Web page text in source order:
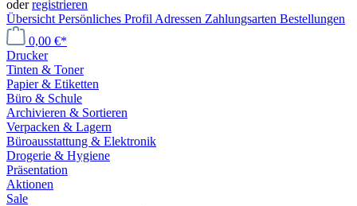
oderregistrieren
Übersicht Persönliches Profil Adressen Zahlungsarten Bestellungen
0,00 €*
Drucker
Tinten & Toner
Papier & Etiketten
Büro & Schule
Archivieren & Sortieren
Verpacken & Lagern
Büroausstattung & Elektronik
Drogerie & Hygiene
Präsentation
Aktionen
Sale